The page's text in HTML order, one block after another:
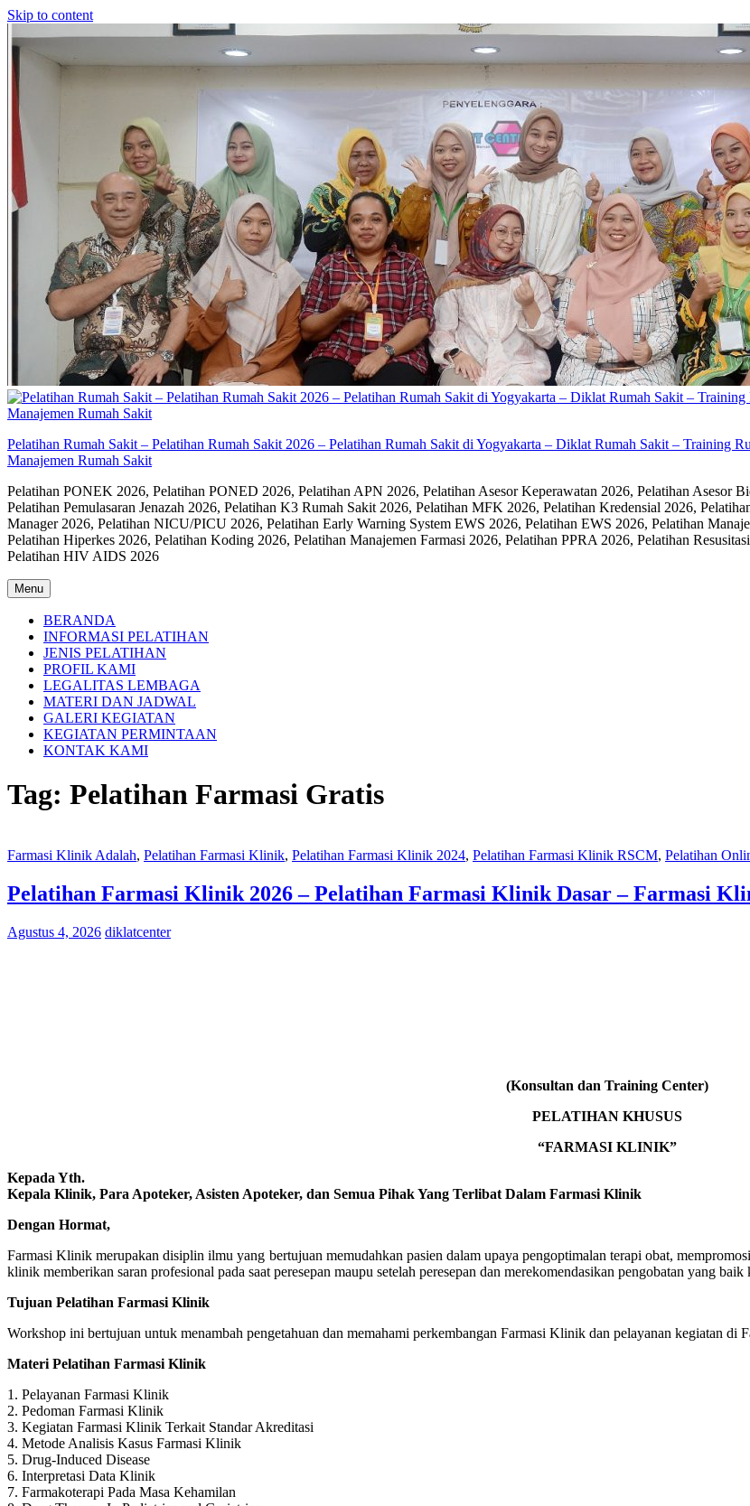
Skip to content
Pelatihan Rumah Sakit – Pelatihan Rumah Sakit 2026 – Pelatihan Rumah Sakit di Yogyakarta – Diklat Rumah Sakit – Training
Manajemen Rumah Sakit
Pelatihan PONEK 2026, Pelatihan PONED 2026, Pelatihan APN 2026, Pelatihan Asesor Keperawatan 2026, Pelatihan Asesor
Pelatihan Pemulasaran Jenazah 2026, Pelatihan K3 Rumah Sakit 2026, Pelatihan MFK 2026, Pelatihan Kredensial 2026,
Manager 2026, Pelatihan NICU/PICU 2026, Pelatihan Early Warning System EWS 2026, Pelatihan EWS 2026, Pelatihan
Pelatihan Hiperkes 2026, Pelatihan Koding 2026, Pelatihan Manajemen Farmasi 2026, Pelatihan PPRA 2026, Pelatihan
Pelatihan HIV AIDS 2026
Menu
BERANDA
INFORMASI PELATIHAN
JENIS PELATIHAN
PROFIL KAMI
LEGALITAS LEMBAGA
MATERI DAN JADWAL
GALERI KEGIATAN
KEGIATAN PERMINTAAN
KONTAK KAMI
Tag: Pelatihan Farmasi Gratis
Farmasi Klinik Adalah, Pelatihan Farmasi Klinik, Pelatihan Farmasi Klinik 2024, Pelatihan Farmasi Klinik RSCM, Pelatihan
Pelatihan Farmasi Klinik 2026 – Pelatihan Farmasi Klinik Dasar – Farmasi
Agustus 4, 2026 diklatcenter
(Konsultan dan Training Center)
PELATIHAN KHUSUS
“FARMASI KLINIK”
Kepada Yth.
Kepala Klinik, Para Apoteker, Asisten Apoteker, dan Semua Pihak Yang Terlibat Dalam Farmasi Klinik
Dengan Hormat,
Farmasi Klinik merupakan disiplin ilmu yang bertujuan memudahkan pasien dalam upaya pengoptimalan terapi obat,
klinik memberikan saran profesional pada saat peresepan maupu setelah peresepan dan merekomendasikan pengobatan yang
Tujuan Pelatihan Farmasi Klinik
Workshop ini bertujuan untuk menambah pengetahuan dan memahami perkembangan Farmasi Klinik dan pelayanan kegiatan di
Materi Pelatihan Farmasi Klinik
1. Pelayanan Farmasi Klinik
2. Pedoman Farmasi Klinik
3. Kegiatan Farmasi Klinik Terkait Standar Akreditasi
4. Metode Analisis Kasus Farmasi Klinik
5. Drug-Induced Disease
6. Interpretasi Data Klinik
7. Farmakoterapi Pada Masa Kehamilan